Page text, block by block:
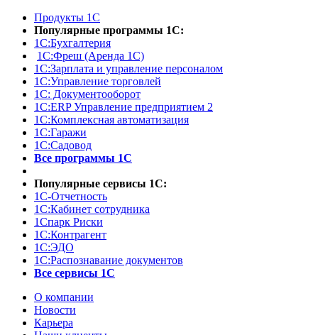
Продукты 1С
Популярные программы 1С:
1С:Бухгалтерия
1С:Фреш (Аренда 1С)
1С:Зарплата и управление персоналом
1С:Управление торговлей
1С: Документооборот
1С:ERP Управление предприятием 2
1С:Комплексная автоматизация
1С:Гаражи
1С:Садовод
Все программы 1С
Популярные сервисы 1С:
1С-Отчетность
1С:Кабинет сотрудника
1Спарк Риски
1С:Контрагент
1С:ЭДО
1С:Распознавание документов
Все сервисы 1С
О компании
Новости
Карьера